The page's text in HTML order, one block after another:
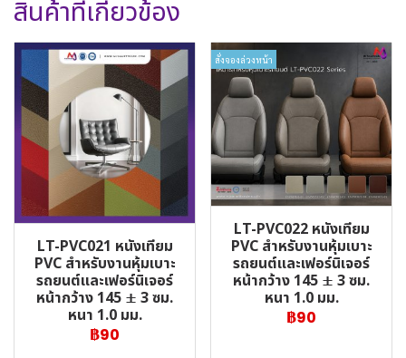
สินค้าที่เกี่ยวข้อง
LT-PVC021 หนังเทียม
PVC สำหรับงานหุ้มเบาะ
รถยนต์และเฟอร์นิเจอร์
หน้ากว้าง 145 ± 3 ซม.
หนา 1.0 มม.
฿90
สั่งจองล่วงหน้า
LT-PVC022 หนังเทียม
PVC สำหรับงานหุ้มเบาะ
รถยนต์และเฟอร์นิเจอร์
หน้ากว้าง 145 ± 3 ซม.
หนา 1.0 มม.
฿90